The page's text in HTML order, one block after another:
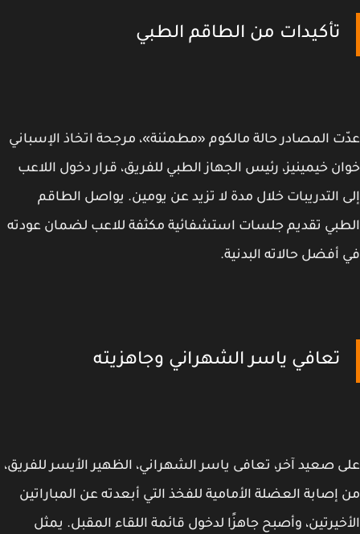
تأكيدات من الطاقم الطبي
المصادر حالة مالكوم «مطمئنة»، مرجحة اتخاذ الإسباني
خيمينيز، رئيس الجهاز الطبي للفريق، قرار دخول اللاعب
التدريبات خلال مدة لا تزيد عن يومين. يواصل الطاقم
تقديم جلسات استشفائية مكثفة للاعب لضمان عودته
حالاته البدنية.
تعافي ياسر الشهراني وجاهزيته
صعيد آخر، تعافى ياسر الشهراني، الظهير الأيسر للفريق،
العضلة الأمامية للفخذ التي أبعدته عن المباراتين
وأصبح جاهزًا لدخول قائمة اللقاء المقبل. يمثل